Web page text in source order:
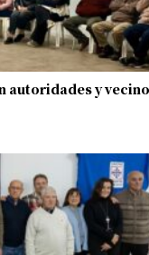
autoridades y